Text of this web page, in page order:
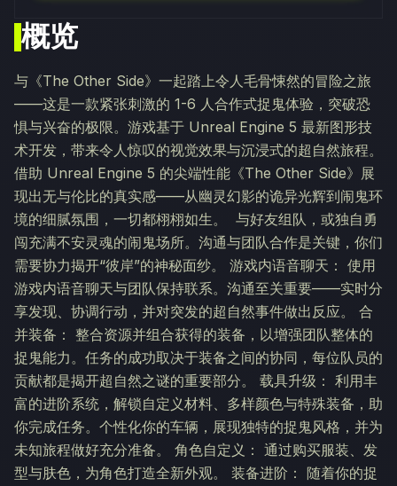
概览
与《The Other Side》一起踏上令人毛骨悚然的冒险之旅
——这是一款紧张刺激的 1-6 人合作式捉鬼体验，突破恐
惧与兴奋的极限。游戏基于 Unreal Engine 5 最新图形技
术开发，带来令人惊叹的视觉效果与沉浸式的超自然旅程。
借助 Unreal Engine 5 的尖端性能《The Other Side》展
现出无与伦比的真实感——从幽灵幻影的诡异光辉到闹鬼环
境的细腻氛围，一切都栩栩如生。 与好友组队，或独自勇
闯充满不安灵魂的闹鬼场所。沟通与团队合作是关键，你们
需要协力揭开“彼岸”的神秘面纱。 游戏内语音聊天： 使用
游戏内语音聊天与团队保持联系。沟通至关重要——实时分
享发现、协调行动，并对突发的超自然事件做出反应。 合
并装备： 整合资源并组合获得的装备，以增强团队整体的
捉鬼能力。任务的成功取决于装备之间的协同，每位队员的
贡献都是揭开超自然之谜的重要部分。 载具升级： 利用丰
富的进阶系统，解锁自定义材料、多样颜色与特殊装备，助
你完成任务。个性化你的车辆，展现独特的捉鬼风格，并为
未知旅程做好充分准备。 角色自定义： 通过购买服装、发
型与肤色，为角色打造全新外观。 装备进阶： 随着你的捉